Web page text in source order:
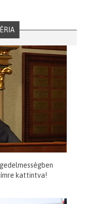
kattintva!